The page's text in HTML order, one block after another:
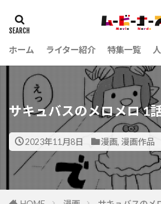
ホーム ライター紹介 特集一覧
サキュバスのメロメロ 1
2023年11月8日 漫画, 漫画作品